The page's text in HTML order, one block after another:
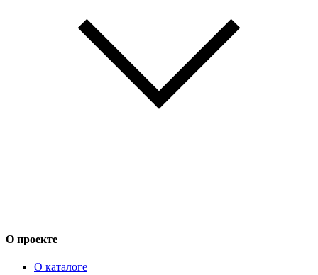
О проекте
О каталоге